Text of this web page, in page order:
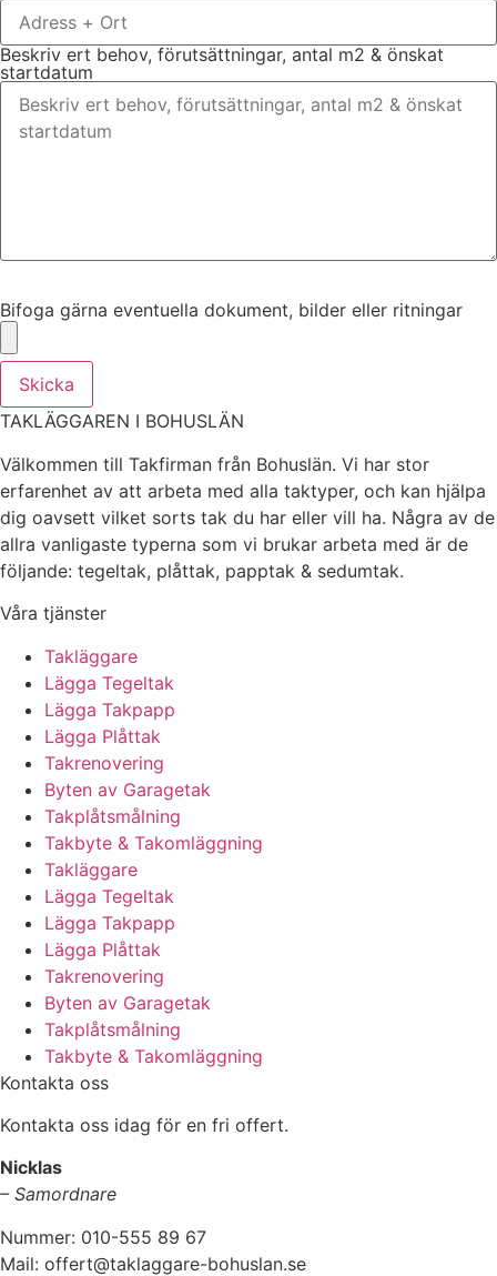
Beskriv ert behov, förutsättningar, antal m2 & önskat
startdatum
Bifoga gärna eventuella dokument, bilder eller ritningar
Skicka
TAKLÄGGAREN I BOHUSLÄN
Välkommen till Takfirman från Bohuslän. Vi har stor
erfarenhet av att arbeta med alla taktyper, och kan hjälpa
dig oavsett vilket sorts tak du har eller vill ha. Några av de
allra vanligaste typerna som vi brukar arbeta med är de
följande: tegeltak, plåttak, papptak & sedumtak.
Våra tjänster
Takläggare
Lägga Tegeltak
Lägga Takpapp
Lägga Plåttak
Takrenovering
Byten av Garagetak
Takplåtsmålning
Takbyte & Takomläggning
Takläggare
Lägga Tegeltak
Lägga Takpapp
Lägga Plåttak
Takrenovering
Byten av Garagetak
Takplåtsmålning
Takbyte & Takomläggning
Kontakta oss
Kontakta oss idag för en fri offert.
Nicklas
– Samordnare
Nummer: 010-555 89 67
Mail: offert@taklaggare-bohuslan.se